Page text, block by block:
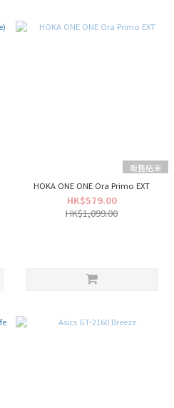
販售結束
HOKA ONE ONE Ora Primo EXT
HK$579.00
HK$1,099.00